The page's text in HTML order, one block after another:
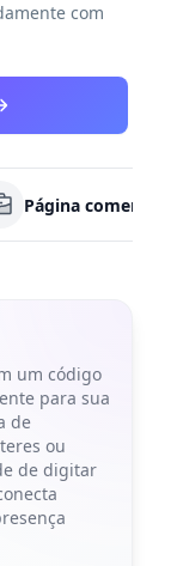
com
Página comercial
um código
para sua
de
ou
de digitar